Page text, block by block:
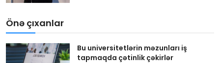
Önə çıxanlar
Bu universitetlərin məzunları iş
tapmaqda çətinlik çəkirlər